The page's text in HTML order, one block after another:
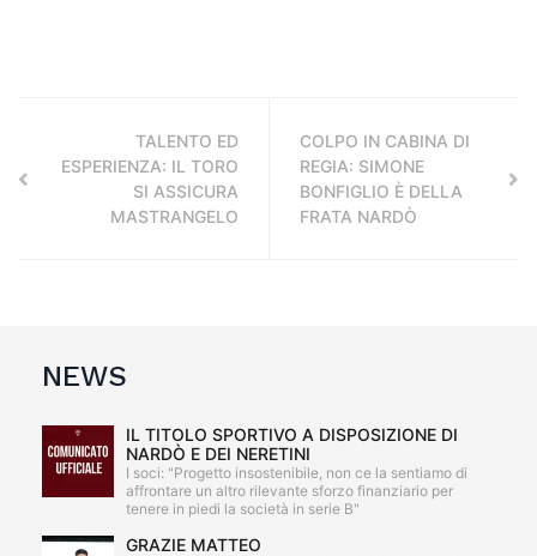
TALENTO ED
ESPERIENZA: IL TORO
SI ASSICURA
MASTRANGELO
COLPO IN CABINA DI
REGIA: SIMONE
BONFIGLIO È DELLA
FRATA NARDÒ
NEWS
IL TITOLO SPORTIVO A DISPOSIZIONE DI
NARDÒ E DEI NERETINI
I soci: "Progetto insostenibile, non ce la sentiamo di
affrontare un altro rilevante sforzo finanziario per
tenere in piedi la società in serie B"
GRAZIE MATTEO